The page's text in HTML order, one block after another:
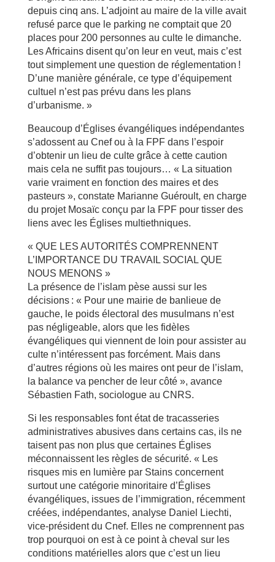
depuis cinq ans. L’adjoint au maire de la ville avait
refusé parce que le parking ne comptait que 20
places pour 200 personnes au culte le dimanche.
Les Africains disent qu’on leur en veut, mais c’est
tout simplement une question de réglementation !
D’une manière générale, ce type d’équipement
cultuel n’est pas prévu dans les plans
d’urbanisme. »
Beaucoup d’Églises évangéliques indépendantes
s’adossent au Cnef ou à la FPF dans l’espoir
d’obtenir un lieu de culte grâce à cette caution
mais cela ne suffit pas toujours… « La situation
varie vraiment en fonction des maires et des
pasteurs », constate Marianne Guéroult, en charge
du projet Mosaïc conçu par la FPF pour tisser des
liens avec les Églises multiethniques.
« QUE LES AUTORITÉS COMPRENNENT
L’IMPORTANCE DU TRAVAIL SOCIAL QUE
NOUS MENONS »
La présence de l’islam pèse aussi sur les
décisions : « Pour une mairie de banlieue de
gauche, le poids électoral des musulmans n’est
pas négligeable, alors que les fidèles
évangéliques qui viennent de loin pour assister au
culte n’intéressent pas forcément. Mais dans
d’autres régions où les maires ont peur de l’islam,
la balance va pencher de leur côté », avance
Sébastien Fath, sociologue au CNRS.
Si les responsables font état de tracasseries
administratives abusives dans certains cas, ils ne
taisent pas non plus que certaines Églises
méconnaissent les règles de sécurité. « Les
risques mis en lumière par Stains concernent
surtout une catégorie minoritaire d’Églises
évangéliques, issues de l’immigration, récemment
créées, indépendantes, analyse Daniel Liechti,
vice-président du Cnef. Elles ne comprennent pas
trop pourquoi on est à ce point à cheval sur les
conditions matérielles alors que c’est un lieu